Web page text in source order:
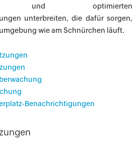
und optimierten
unterbreiten, die dafür sorgen,
wie am Schnürchen läuft.
Benachrichtigungen